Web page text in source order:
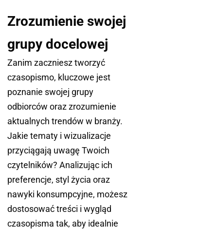
Zrozumienie swojej
grupy docelowej
Zanim zaczniesz tworzyć
czasopismo, kluczowe jest
poznanie swojej grupy
odbiorców oraz zrozumienie
aktualnych trendów w branży.
Jakie tematy i wizualizacje
przyciągają uwagę Twoich
czytelników? Analizując ich
preferencje, styl życia oraz
nawyki konsumpcyjne, możesz
dostosować treści i wygląd
czasopisma tak, aby idealnie